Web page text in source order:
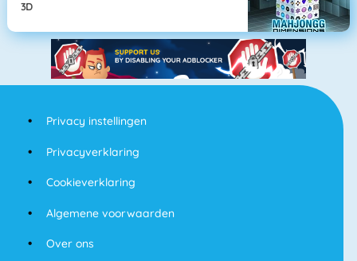
3D
Privacy instellingen
Privacyverklaring
Cookieverklaring
Algemene voorwaarden
Over ons